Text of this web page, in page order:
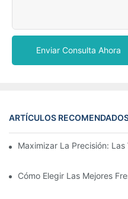
Enviar Consulta Ahora
ARTÍCULOS
Maximizar La Precisión:
Cómo Elegir Las Mejores